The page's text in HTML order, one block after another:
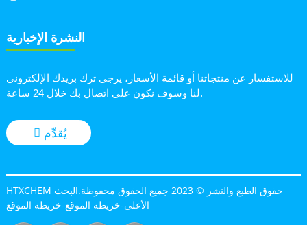
النشرة الإخبارية
للاستفسار عن منتجاتنا أو قائمة الأسعار، يرجى ترك بريدك الإلكتروني
لنا وسوف نكون على اتصال بك خلال 24 ساعة.
يُقدِّم
HTXCHEM حقوق الطبع والنشر © 2023 جميع الحقوق محفوظة.
البحث
الأعلى-خريطة الموقع-خريطة الموقع